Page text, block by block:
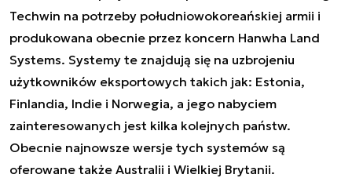
Techwin na potrzeby południowokoreańskiej armii i
produkowana obecnie przez koncern Hanwha Land
Systems. Systemy te znajdują się na uzbrojeniu
użytkowników eksportowych takich jak: Estonia,
Finlandia, Indie i Norwegia, a jego nabyciem
zainteresowanych jest kilka kolejnych państw.
Obecnie najnowsze wersje tych systemów są
oferowane także Australii i Wielkiej Brytanii.